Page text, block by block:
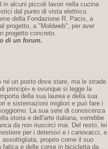
in alcuni piccoli lavori nella cucina
dal punto di vista elettrico.
della Fondazione R. Pacis, a
progetto, a "Moldweb", per aver
progetto concreto.
di un forum.
un posto dove stare, ma le strade
principi» e ovunque si legge la
della sua laurea e della sua
e sistemazioni migliori e può fare i
La sua sete di conoscenza
storia e dell'arte italiana, vorrebbe
da non riuscirci mai. Del resto, lei
per i detersivi e i canovacci, e
proprio come il suo
e delle corse in bicicletta da